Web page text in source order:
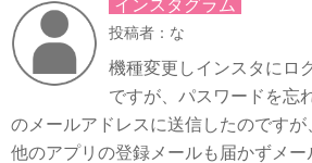
インスタグラム
投稿者：な
機種変更しインスタにロ
ですが、パスワードを忘
のメールアドレスに送信したのですが
他のアプリの登録メールも届かずメ